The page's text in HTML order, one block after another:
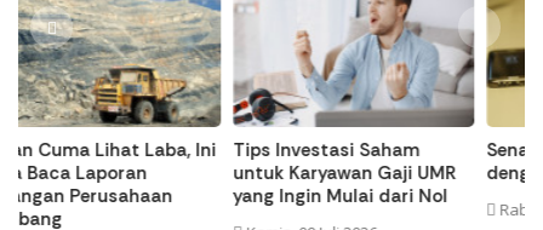
Tips Investasi Saham
untuk Karyawan Gaji UMR
yang Ingin Mulai dari Nol
Senasib PMMP, Ini 5 Emiten
dengan Utang Jumbo
Rabu, 08 Juli 2026